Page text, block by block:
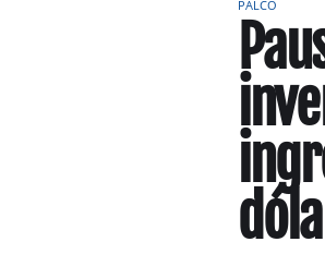
PALCO